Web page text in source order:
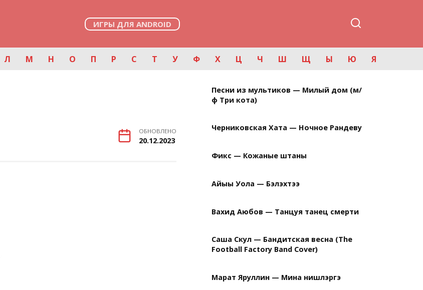
ИГРЫ ДЛЯ ANDROID
Л М Н О П Р С Т У Ф Х Ц Ч Ш Щ Ы Ю Я
ОБНОВЛЕНО
20.12.2023
Песни из мультиков — Милый дом (м/
ф Три кота)
Черниковская Хата — Ночное Рандеву
Фикс — Кожаные штаны
Айыы Уола — Бэлэхтээ
Вахид Аюбов — Танцуя танец смерти
Саша Скул — Бандитская весна (The
Football Factory Band Cover)
Марат Яруллин — Мина нишлэргэ